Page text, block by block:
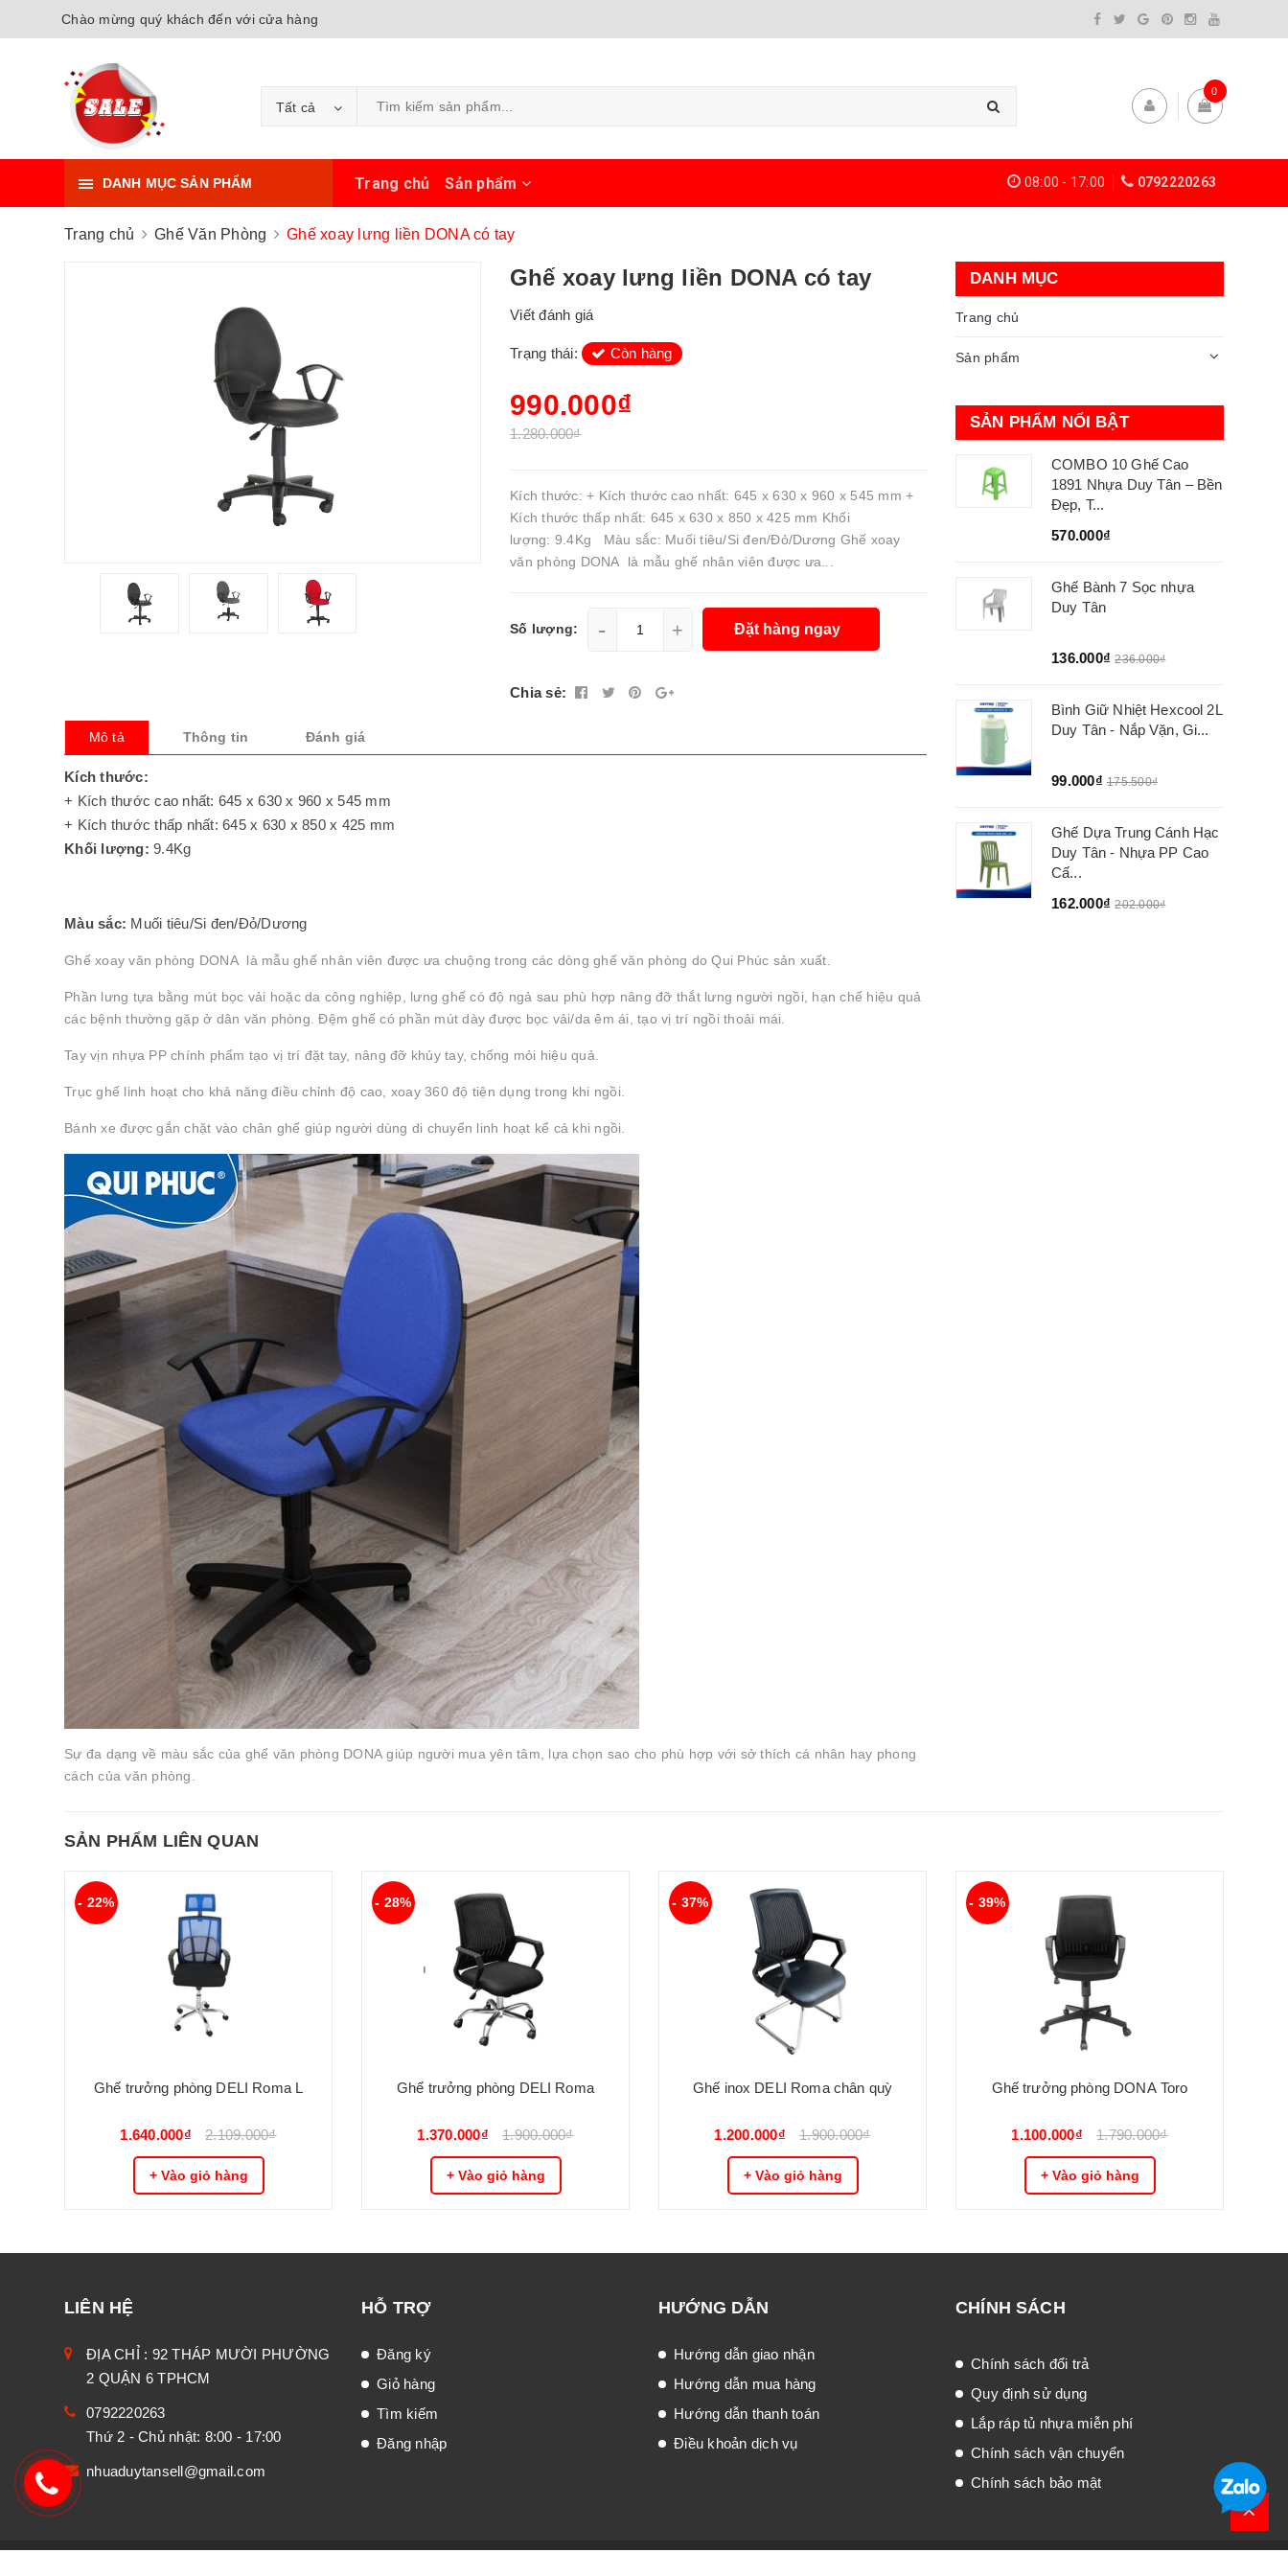
Chào mừng quý khách đến với cửa hàng
Tất cả
0
DANH MỤC SẢN PHẨM Trang chủ Sản phẩm 08:00 - 17:00 0792220263
Trang chủ Ghế Văn Phòng Ghế xoay lưng liền DONA có tay
Ghế xoay lưng liền DONA có tay
Viết đánh giá
Trạng thái: Còn hàng
990.000₫
1.280.000₫
Kích thước: + Kích thước cao nhất: 645 x 630 x 960 x 545 mm +
Kích thước thấp nhất: 645 x 630 x 850 x 425 mm Khối
lượng: 9.4Kg Màu sắc: Muối tiêu/Si đen/Đỏ/Dương Ghế xoay
văn phòng DONA là mẫu ghế nhân viên được ưa...
Số lượng: - + Đặt hàng ngay
Chia sẻ:
Mô tả Thông tin Đánh giá
Kích thước:
+ Kích thước cao nhất: 645 x 630 x 960 x 545 mm
+ Kích thước thấp nhất: 645 x 630 x 850 x 425 mm
Khối lượng: 9.4Kg
Màu sắc: Muối tiêu/Si đen/Đỏ/Dương
Ghế xoay văn phòng DONA là mẫu ghế nhân viên được ưa chuộng trong các dòng ghế văn phòng do Qui Phúc sản xuất.
Phần lưng tựa bằng mút bọc vải hoặc da công nghiệp, lưng ghế có độ ngả sau phù hợp nâng đỡ thắt lưng người ngồi, hạn chế hiệu quả
các bệnh thường gặp ở dân văn phòng. Đệm ghế có phần mút dày được bọc vải/da êm ái, tạo vị trí ngồi thoải mái.
Tay vịn nhựa PP chính phẩm tạo vị trí đặt tay, nâng đỡ khủy tay, chống mỏi hiệu quả.
Trục ghế linh hoạt cho khả năng điều chỉnh độ cao, xoay 360 độ tiện dụng trong khi ngồi.
Bánh xe được gắn chặt vào chân ghế giúp người dùng di chuyển linh hoạt kể cả khi ngồi.
Sự đa dạng về màu sắc của ghế văn phòng DONA giúp người mua yên tâm, lựa chọn sao cho phù hợp với sở thích cá nhân hay phong
cách của văn phòng.
DANH MỤC
Trang chủ
Sản phẩm
SẢN PHẨM NỔI BẬT
COMBO 10 Ghế Cao
1891 Nhựa Duy Tân – Bền
Đẹp, T...
570.000₫
Ghế Bành 7 Sọc nhựa
Duy Tân
136.000₫ 236.000₫
Bình Giữ Nhiệt Hexcool 2L
Duy Tân - Nắp Vặn, Gi...
99.000₫ 175.500₫
Ghế Dựa Trung Cánh Hạc
Duy Tân - Nhựa PP Cao
Cấ...
162.000₫ 202.000₫
SẢN PHẨM LIÊN QUAN
- 22%
Ghế trưởng phòng DELI Roma L
1.640.000₫ 2.109.000₫
+ Vào giỏ hàng
- 28%
Ghế trưởng phòng DELI Roma
1.370.000₫ 1.900.000₫
+ Vào giỏ hàng
- 37%
Ghế inox DELI Roma chân quỳ
1.200.000₫ 1.900.000₫
+ Vào giỏ hàng
- 39%
Ghế trưởng phòng DONA Toro
1.100.000₫ 1.790.000₫
+ Vào giỏ hàng
LIÊN HỆ
ĐỊA CHỈ : 92 THÁP MƯỜI PHƯỜNG
2 QUẬN 6 TPHCM
0792220263
Thứ 2 - Chủ nhật: 8:00 - 17:00
nhuaduytansell@gmail.com
HỖ TRỢ
Đăng ký
Giỏ hàng
Tìm kiếm
Đăng nhập
HƯỚNG DẪN
Hướng dẫn giao nhận
Hướng dẫn mua hàng
Hướng dẫn thanh toán
Điều khoản dịch vụ
CHÍNH SÁCH
Chính sách đổi trả
Quy định sử dụng
Lắp ráp tủ nhựa miễn phí
Chính sách vận chuyển
Chính sách bảo mật
0792220263